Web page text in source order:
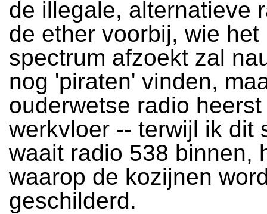
de illegale, alternatieve
de ether voorbij, wie het
spectrum afzoekt zal
nog 'piraten' vinden,
ouderwetse radio
werkvloer -- terwijl ik dit
waait radio 538 binnen,
waarop de kozijnen
geschilderd.